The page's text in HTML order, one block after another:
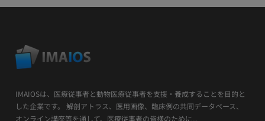
IMAIOSは、医療従事者と動物医療従事者を支援・養成することを目的と
した企業です。 解剖アトラス、医用画像、臨床例の共同データベース、
オンライン講座等を通して、医療従事者の皆様のために...